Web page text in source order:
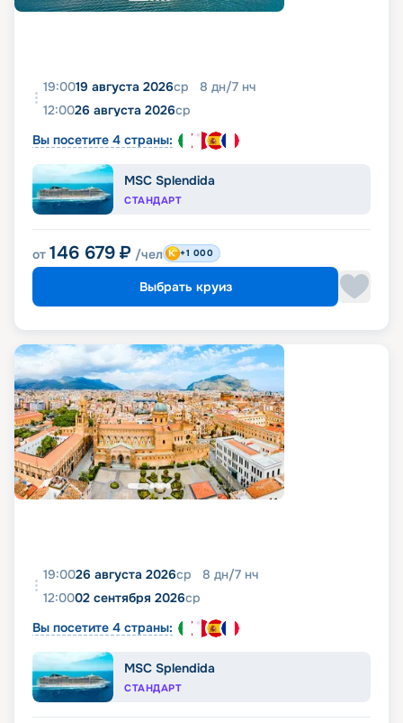
19:0019 августа 2026ср 8 дн/7 нч
12:0026 августа 2026ср
Вы посетите 4 страны:
MSC Splendida
СТАНДАРТ
от 146 679 ₽ /чел +1 000
Выбрать круиз
19:0026 августа 2026ср 8 дн/7 нч
12:0002 сентября 2026ср
Вы посетите 4 страны:
MSC Splendida
СТАНДАРТ